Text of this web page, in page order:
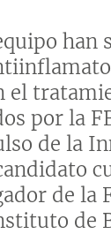
por la
de la
de la
de